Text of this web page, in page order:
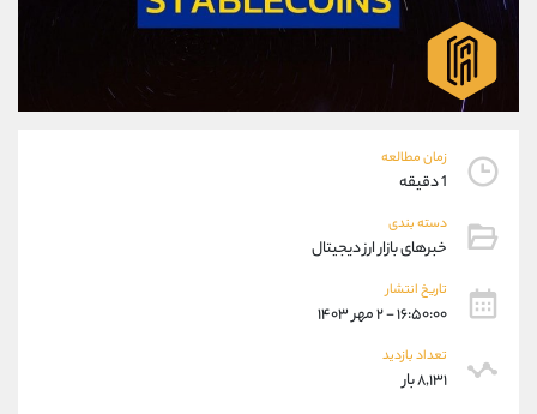
زمان مطالعه
1 دقیقه
دسته بندی
خبرهای بازار ارز دیجیتال
تاریخ انتشار
۱۶:۵۰:۰۰ - ۲ مهر ۱۴۰۳
تعداد بازدید
۸,۱۳۱ بار
09927779040
واتساپ شروع گفتگو
تلگرام @Armteam_admin_por
داخلی
پشتیبان فروش
واتساپ
داخلی
اطلاعات تماس (دفتر فروش)